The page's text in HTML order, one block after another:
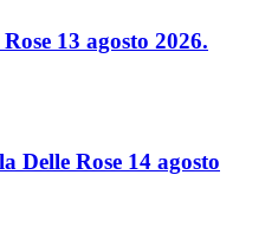
13 agosto 2026.
Delle Rose 14 agosto